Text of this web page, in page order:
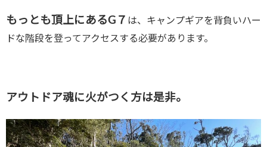
もっとも頂上にあるG７ は、キャンプギアを背負いハー
ドな階段を登ってアクセスする必要があります。
アウトドア魂に火がつく方は是非。